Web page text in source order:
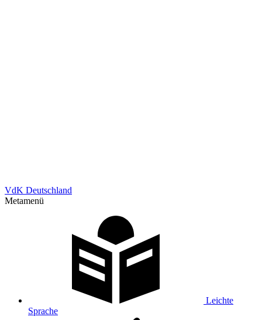
VdK Deutschland
Metamenü
Leichte
Sprache